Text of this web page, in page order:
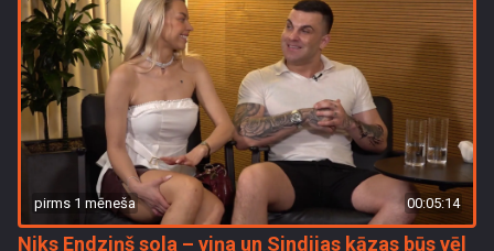
pirms 1 mēneša 00:05:14
Niks Endziņš sola – viņa un Sindijas kāzas būs vēl